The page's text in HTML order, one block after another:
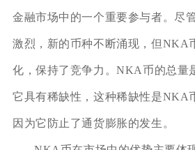
金融市场中的一个重要参与者。尽
激烈，新的币种不断涌现，但NKA
化，保持了竞争力。NKA币的总量
它具有稀缺性，这种稀缺性是NKA
因为它防止了通货膨胀的发生。